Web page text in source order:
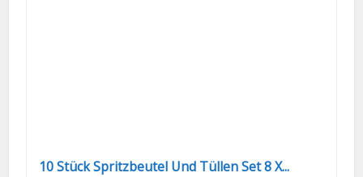
10 Stück Spritzbeutel Und Tüllen Set 8 X...